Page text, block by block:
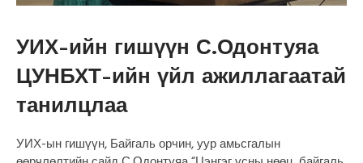
УИХ-ийн гишүүн С.Одонтуяа
ЦУНБХТ-ийн үйл ажиллагаатай
танилцлаа
УИХ-ын гишүүн, Байгаль орчин, уур амьсгалын